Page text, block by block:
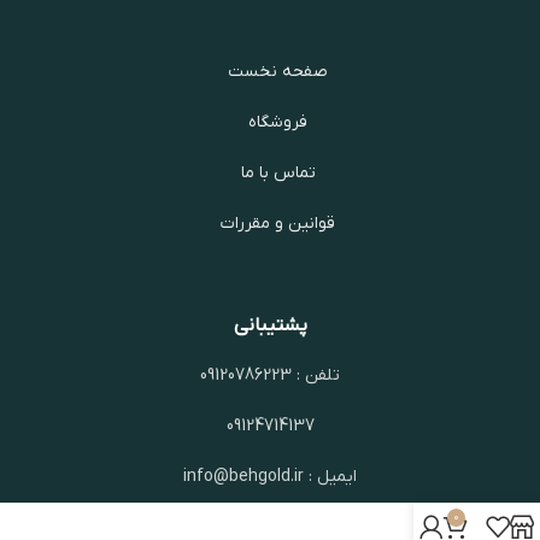
صفحه نخست
فروشگاه
تماس با ما
قوانین و مقررات
پشتیبانی
تلفن : 09120786223
09124714137
ایمیل : info@behgold.ir
0